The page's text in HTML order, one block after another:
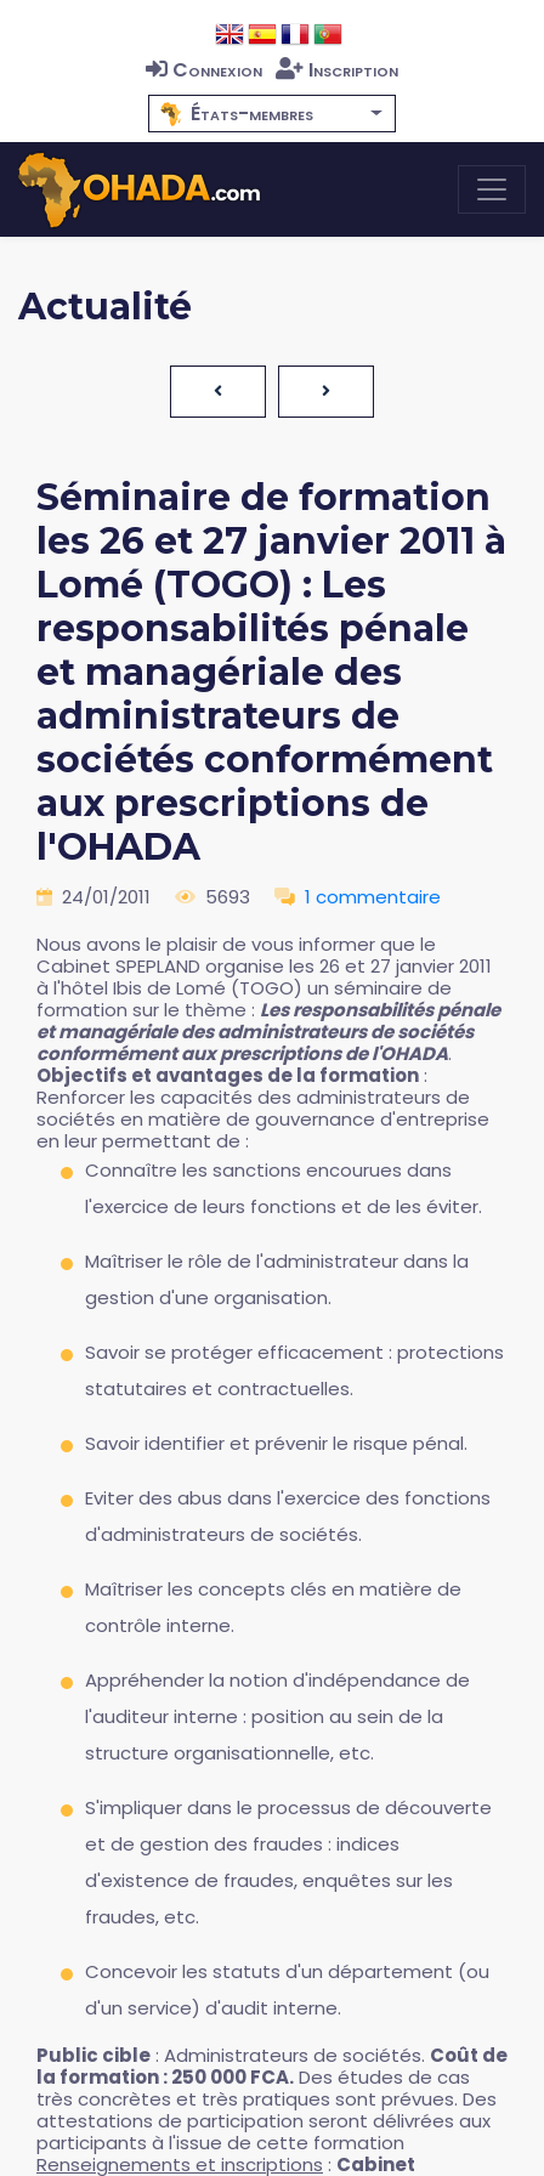
Connexion
Inscription
États-membres
Actualité
Séminaire de formation
les 26 et 27 janvier 2011 à
Lomé (TOGO) : Les
responsabilités pénale
et managériale des
administrateurs de
sociétés conformément
aux prescriptions de
l'OHADA
24/01/2011 5693
1 commentaire
Nous avons le plaisir de vous informer que le
Cabinet SPEPLAND organise les 26 et 27 janvier 2011
à l'hôtel Ibis de Lomé (TOGO) un séminaire de
formation sur le thème : Les responsabilités pénale
et managériale des administrateurs de sociétés
conformément aux prescriptions de l'OHADA.
Objectifs et avantages de la formation :
Renforcer les capacités des administrateurs de
sociétés en matière de gouvernance d'entreprise
en leur permettant de :
Connaître les sanctions encourues dans
l'exercice de leurs fonctions et de les éviter.
Maîtriser le rôle de l'administrateur dans la
gestion d'une organisation.
Savoir se protéger efficacement : protections
statutaires et contractuelles.
Savoir identifier et prévenir le risque pénal.
Eviter des abus dans l'exercice des fonctions
d'administrateurs de sociétés.
Maîtriser les concepts clés en matière de
contrôle interne.
Appréhender la notion d'indépendance de
l'auditeur interne : position au sein de la
structure organisationnelle, etc.
S'impliquer dans le processus de découverte
et de gestion des fraudes : indices
d'existence de fraudes, enquêtes sur les
fraudes, etc.
Concevoir les statuts d'un département (ou
d'un service) d'audit interne.
Public cible : Administrateurs de sociétés. Coût de
la formation : 250 000 FCA.Des études de cas
très concrètes et très pratiques sont prévues. Des
attestations de participation seront délivrées aux
participants à l'issue de cette formation
Renseignements et inscriptions : Cabinet